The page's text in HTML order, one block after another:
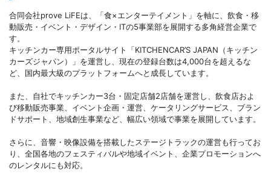
合同会社prove LiFEは、「食×エンターテイメント」を軸に、飲食・移
動販売・イベント・デザイン・ITの5事業部を展開する多角経営企業で
す。
キッチンカー専用ポータルサイト「KITCHENCAR’S JAPAN（キッチン
カーズジャパン）」を運営し、現在の登録台数は4,000台を超えるな
ど、国内最大級のプラットフォームへと成長しています。
また、自社でキッチンカー3台・固定店舗2店舗を運営し、飲食店およ
び移動販売事業、イベント企画・運営、ケータリングサービス、ブラン
ドサポート、地域創生事業など、幅広い領域で事業を展開しています。
さらに、音響・映像設備を搭載したステージトラックの運営も行ってお
り、全国各地のフェスティバルや地域イベント、企業プロモーションへ
のレンタルにも対応。